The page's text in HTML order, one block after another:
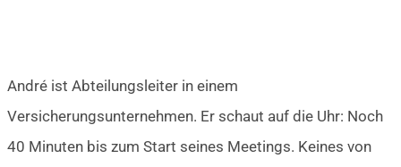
André ist Abteilungsleiter in einem
Versicherungsunternehmen. Er schaut auf die Uhr: Noch
40 Minuten bis zum Start seines Meetings. Keines von